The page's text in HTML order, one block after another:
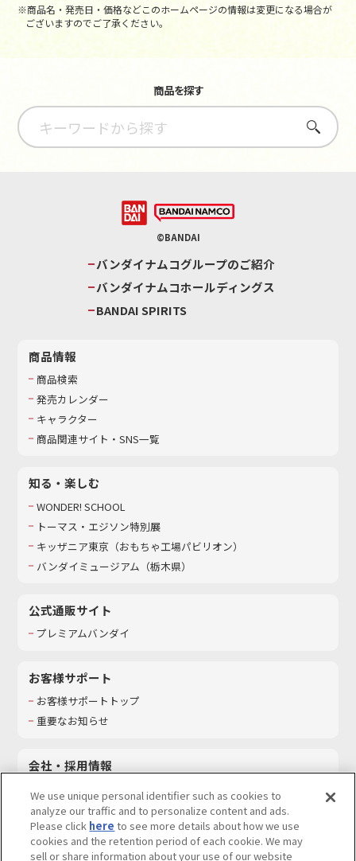
※商品名・発売日・価格などこのホームページの情報は変更になる場合が
ございますのでご了承ください。
商品を探す
さがす
©BANDAI
バンダイナムコグループのご紹介
バンダイナムコホールディングス
BANDAI SPIRITS
商品情報
商品検索
発売カレンダー
キャラクター
商品関連サイト・SNS一覧
知る・楽しむ
WONDER! SCHOOL
トーマス・エジソン特別展
キッザニア東京（おもちゃ工場パビリオン）​
バンダイミュージアム（栃木県）
公式通販サイト
プレミアムバンダイ
お客様サポート
お客様サポートトップ
重要なお知らせ
会社・採用情報
採用情報
サステナビリティ
お問い合わせ
We use unique personal identifier such as cookies to
analyze our traffic and to personalize content and ads.
Please click here to see more details about how we use
cookies and the retention period of each cookie. We may
sell or share information about your use of our website